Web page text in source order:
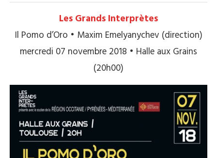
Les Grands Interprètes
Il Pomo d’Oro • Maxim Emelyanychev (direction)
mercredi 07 novembre 2018 • Halle aux Grains
(20h00)